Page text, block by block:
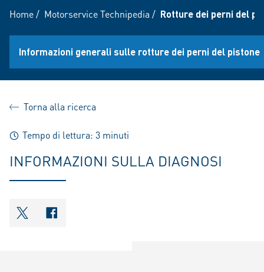
Home/ Motorservice Technipedia / Rotture dei perni del
Informazioni generali sulle rotture dei perni del pistone
Torna alla ricerca
Tempo di lettura: 3 minuti
INFORMAZIONI SULLA DIAGNOSI
shareOntwitter
shareOnfacebook